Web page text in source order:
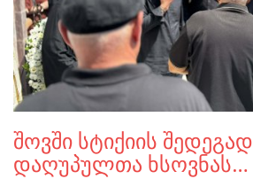
შოვში სტიქიის შედეგად
დაღუპულთა ხსოვნას…